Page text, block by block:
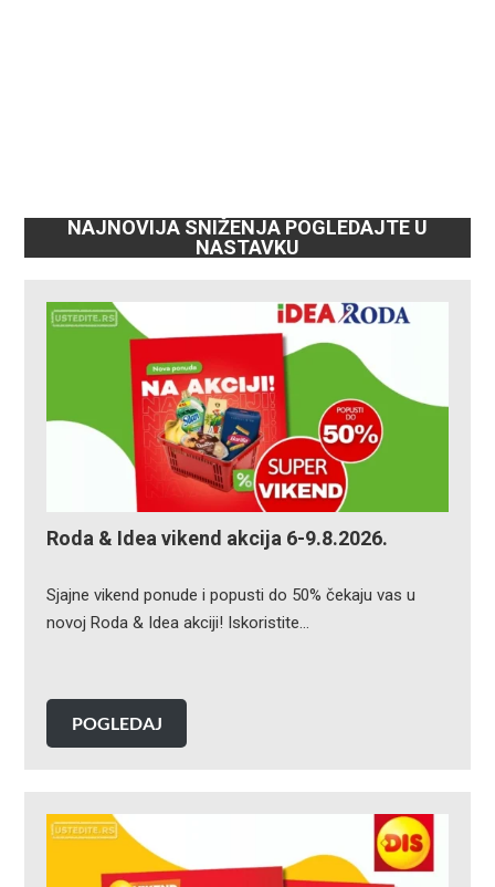
NAJNOVIJA SNIŽENJA POGLEDAJTE U
NASTAVKU
Roda & Idea vikend akcija 6-9.8.2026.
Sjajne vikend ponude i popusti do 50% čekaju vas u
novoj Roda & Idea akciji! Iskoristite…
POGLEDAJ